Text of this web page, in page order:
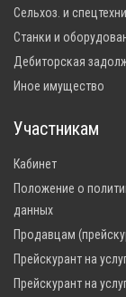
Сельхоз. и
Станки и
Дебиторская
Иное имущество
Участникам
Кабинет
Положение о
данных
Продавцам
Прейскурант на
Прейскурант на